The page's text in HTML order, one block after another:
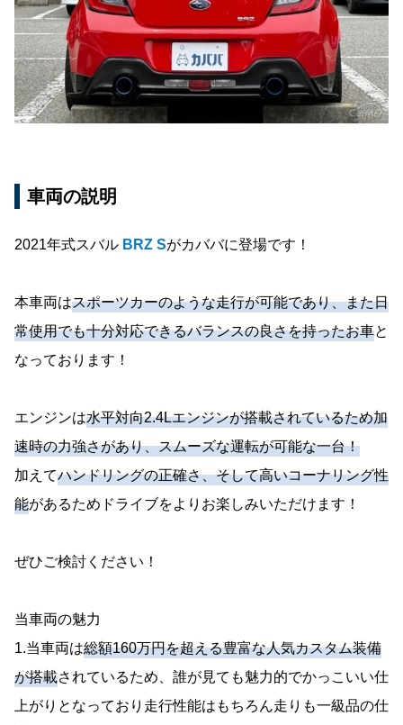
車両の説明
2021年式スバル BRZ Sがカババに登場です！
本車両はスポーツカーのような走行が可能であり、また日
常使用でも十分対応できるバランスの良さを持ったお車と
なっております！
エンジンは水平対向2.4Lエンジンが搭載されているため加
速時の力強さがあり、スムーズな運転が可能な一台！
加えてハンドリングの正確さ、そして高いコーナリング性
能があるためドライブをよりお楽しみいただけます！
ぜひご検討ください！
当車両の魅力
1.当車両は総額160万円を超える豊富な人気カスタム装備
が搭載されているため、誰が見ても魅力的でかっこいい仕
上がりとなっており走行性能はもちろん走りも一級品の仕